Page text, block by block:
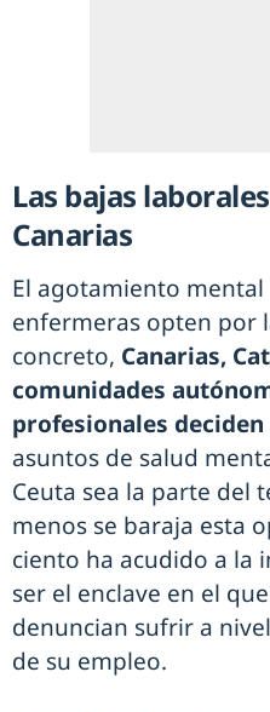
Las bajas
Canarias
El agotamiento
enfermeras opten por
concreto, Canarias,
comunidades
profesionales
asuntos de salud
Ceuta sea la parte del
menos se baraja esta
ciento ha acudido a la
ser el enclave en el
denuncian sufrir a
de su empleo.